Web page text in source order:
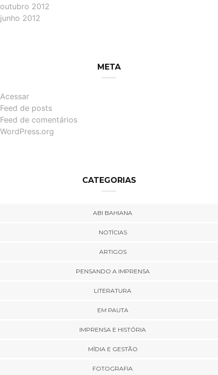
outubro 2012
junho 2012
META
Acessar
Feed de posts
Feed de comentários
WordPress.org
CATEGORIAS
ABI BAHIANA
NOTÍCIAS
ARTIGOS
PENSANDO A IMPRENSA
LITERATURA
EM PAUTA
IMPRENSA E HISTÓRIA
MÍDIA E GESTÃO
FOTOGRAFIA